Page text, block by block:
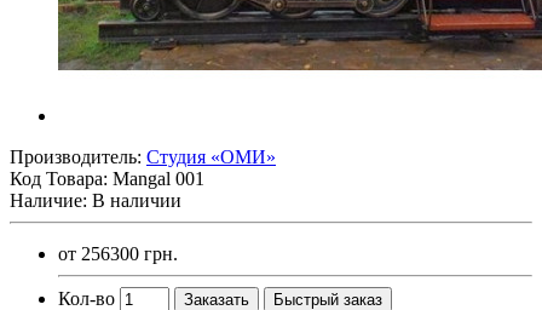
Производитель: Студия «ОМИ»
Код Товара: Mangal 001
Наличие: В наличии
от 256300 грн.
Кол-во Заказать Быстрый заказ